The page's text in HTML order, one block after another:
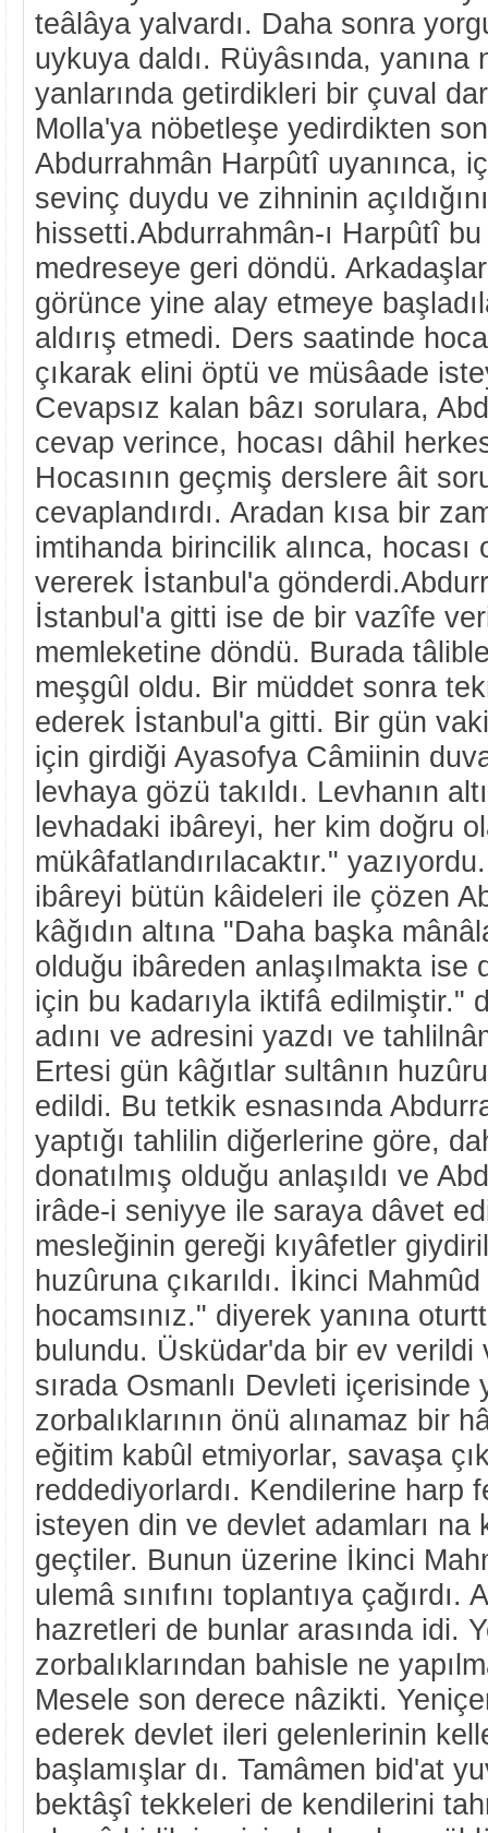
teâlâya yalvardı. Daha sonra
uykuya daldı. Rüyâsında,
yanlarında getirdikleri bir çuval
Molla'ya nöbetleşe yedirdikten
Abdurrahmân Harpûtî uyanınca,
sevinç duydu ve zihninin açıldığını
hissetti.Abdurrahmân-ı Harpûtî
medreseye geri döndü.
görünce yine alay etmeye
aldırış etmedi. Ders saatinde
çıkarak elini öptü ve müsâade
Cevapsız kalan bâzı sorulara,
cevap verince, hocası dâhil
Hocasının geçmiş derslere âit
cevaplandırdı. Aradan kısa bir
imtihanda birincilik alınca,
vererek İstanbul'a
İstanbul'a gitti ise de bir vazîfe
memleketine döndü. Burada
meşgûl oldu. Bir müddet sonra
ederek İstanbul'a gitti. Bir gün
için girdiği Ayasofya Câmiinin
levhaya gözü takıldı. Levhanın
levhadaki ibâreyi, her kim doğru
mükâfatlandırılacaktır."
ibâreyi bütün kâideleri ile çözen
kâğıdın altına "Daha başka
olduğu ibâreden anlaşılmakta ise
için bu kadarıyla iktifâ edilmiştir."
adını ve adresini yazdı ve
Ertesi gün kâğıtlar sultânın
edildi. Bu tetkik esnasında
yaptığı tahlilin diğerlerine göre,
donatılmış olduğu anlaşıldı ve
irâde-i seniyye ile saraya dâvet
mesleğinin gereği kıyâfetler
huzûruna çıkarıldı. İkinci
hocamsınız." diyerek yanına
bulundu. Üsküdar'da bir ev verildi
sırada Osmanlı Devleti
zorbalıklarının önü alınamaz bir
eğitim kabûl etmiyorlar, savaşa
reddediyorlardı. Kendilerine harp
isteyen din ve devlet adamları na
geçtiler. Bunun üzerine İkinci
ulemâ sınıfını toplantıya
hazretleri de bunlar arasında idi.
zorbalıklarından bahisle ne
Mesele son derece nâzikti.
ederek devlet ileri gelenlerinin
başlamışlar dı. Tamâmen bid'at
bektâşî tekkeleri de kendilerini